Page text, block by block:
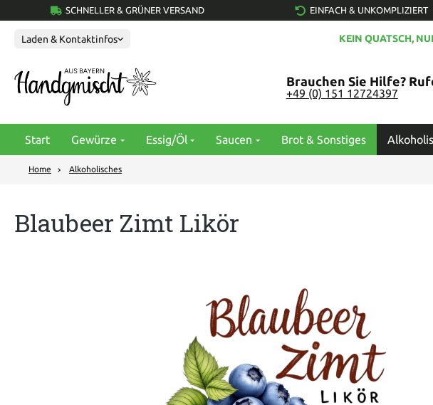
Zur Hauptnavigation springen
SCHNELLER & GRÜNER VERSAND EINFACH & UNKOMPLIZIERT
Laden & Kontaktinfos KEIN QUATSCH,
Brauchen Sie Hilfe?
+49 (0) 151 12724397
Start Gewürze Essig/Öl Saucen Brot & Sonstiges
Home Alkoholisches
Blaubeer Zimt Likör